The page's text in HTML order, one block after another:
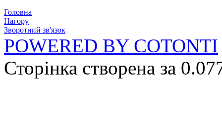
Головна
Нагору
Зворотний зв'язок
POWERED BY COTONTI
Сторінка створена за